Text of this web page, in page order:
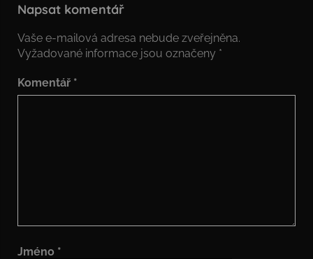
Napsat komentář
Vaše e-mailová adresa nebude zveřejněna.
Vyžadované informace jsou označeny *
Komentář *
Jméno *